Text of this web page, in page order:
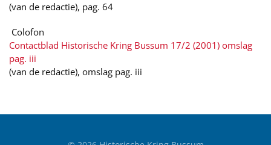
(van de redactie), pag. 64
Colofon
Contactblad Historische Kring Bussum 17/2 (2001) omslag
pag. iii
(van de redactie), omslag pag. iii